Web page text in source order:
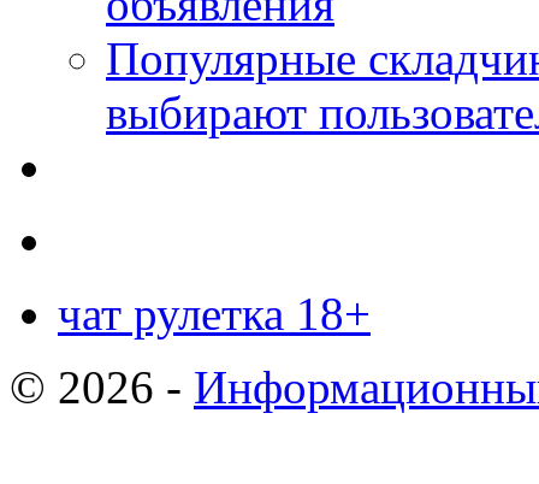
Популярные
выбирают
чат рулетка 18+
© 2026 -